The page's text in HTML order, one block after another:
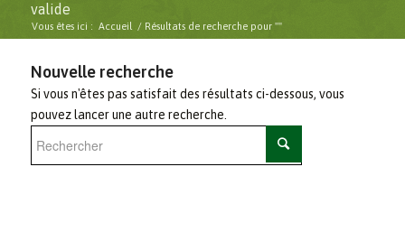
valide
Vous êtes ici : Accueil / Résultats de recherche pour ""
Nouvelle recherche
Si vous n'êtes pas satisfait des résultats ci-dessous, vous
pouvez lancer une autre recherche.